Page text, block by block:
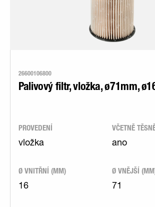
26600106800
Palivový filtr, vložka, ø71mm,
PROVEDENÍ
vložka
VČETNĚ
ano
Ø VNITŘNÍ (MM)
16
Ø VNĚJŠÍ
71